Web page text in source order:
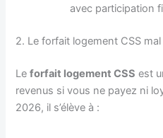
avec participation
2. Le forfait logement CSS
Leforfait logement CSS est
revenus si vous ne payez ni
2026, il s’élève à :